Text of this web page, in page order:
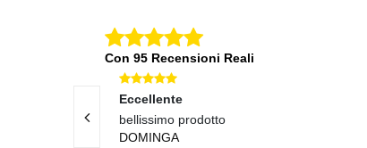
Con 95 Recensioni Reali
rapida!
Eccellente
bellissimo prodotto
DOMINGA